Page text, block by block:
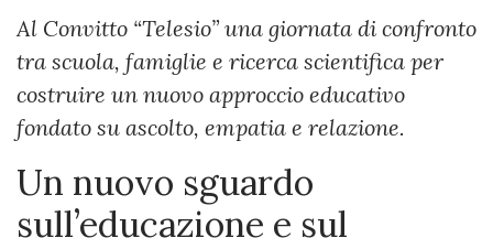
Al Convitto “Telesio” una giornata di confronto
tra scuola, famiglie e ricerca scientifica per
costruire un nuovo approccio educativo
fondato su ascolto, empatia e relazione.
Un nuovo sguardo
sull’educazione e sul